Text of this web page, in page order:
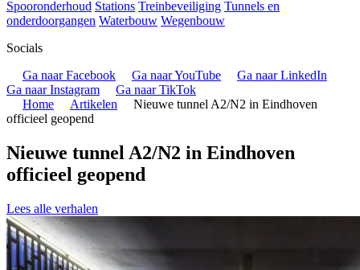
Spooronderhoud Stations Treinbeveiliging Tunnels en
onderdoorgangen Waterbouw Wegenbouw
Socials
Ga naar Facebook
Ga naar YouTube
Ga naar LinkedIn
Ga naar Instagram
Ga naar TikTok
Home
Artikelen
Nieuwe tunnel A2/N2 in Eindhoven
officieel geopend
Nieuwe tunnel A2/N2 in Eindhoven
officieel geopend
Lees alle verhalen